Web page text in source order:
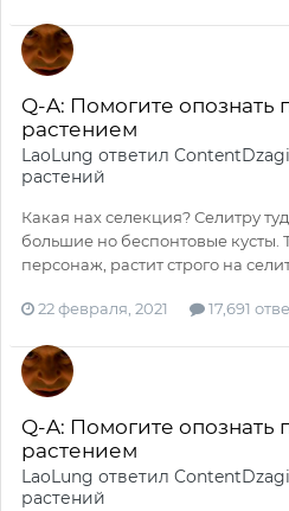
Q-A: Помогите опознать
растением
LaoLung ответил ContentDzagi
растений
Какая нах селекция? Селитру
большие но беспонтовые кусты.
персонаж, растит строго на
22 февраля, 2021 17,691
Q-A: Помогите опознать
растением
LaoLung ответил ContentDzagi
растений